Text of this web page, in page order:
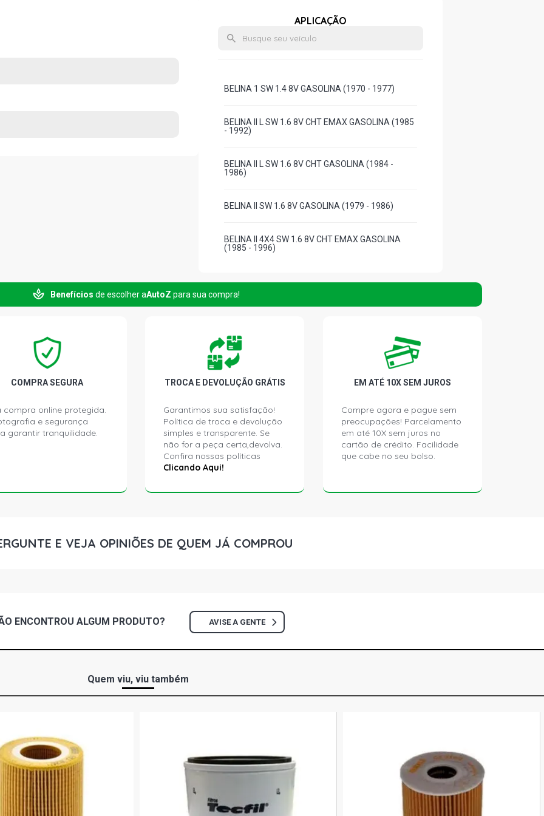
APLICAÇÃO
BELINA 1 SW 1.4 8V GASOLINA (1970 - 1977)
BELINA II L SW 1.6 8V CHT EMAX GASOLINA (1985
- 1992)
BELINA II L SW 1.6 8V CHT GASOLINA (1984 -
1986)
BELINA II SW 1.6 8V GASOLINA (1979 - 1986)
BELINA II 4X4 SW 1.6 8V CHT EMAX GASOLINA
(1985 - 1996)
CORCEL II GL SEDAN 1.6 8V CHT EMAX GASOLINA
(1985 - 1988)
CORCEL II GL SEDAN 1.6 8V CHT GASOLINA (1983 -
CORCEL II L SEDAN 1.6 8V CHT GASOLINA (1983 -
1986)
CORCEL II GL SEDAN 1.6 8V GASOLINA (1978 -
1986)
CORCEL II L SEDAN 1.6 8V GASOLINA (1978 -
GASOLINA (1985 - 1992)
DEL REY OURO SEDAN 1.6 8V CHT EMAX
GASOLINA (1986 - 1992)
Benefícios de escolher aAutoZ para sua compra!
COMPRA SEGURA
compra online protegida.
e segurança
garantir tranquilidade.
TROCA E DEVOLUÇÃO GRÁTIS
Garantimos sua satisfação!
Política de troca e devolução
simples e transparente. Se
não for a peça certa,devolva.
Confira nossas políticas
Clicando Aqui!
EM ATÉ 10X SEM JUROS
Compre agora e pague sem
preocupações! Parcelamento
em até 10X sem juros no
cartão de crédito. Facilidade
que cabe no seu bolso.
E VEJA OPINIÕES DE QUEM JÁ COMPROU
ENCONTROU ALGUM PRODUTO? AVISE A GENTE
Quem viu, viu também